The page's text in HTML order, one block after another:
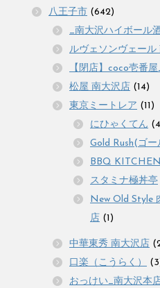
八王子市 (642)
_南大沢ハイボール
ルヴェソンヴェール
【閉店】coco壱番
松屋 南大沢店 (14)
東京ミートレア (11)
にひゃくてん
Gold Rush(ゴ
BBQ
スタミナ極丼亭
New Old Style
店 (1)
中華東秀 南大沢店
口楽（こうらく）
おっけい_南大沢本